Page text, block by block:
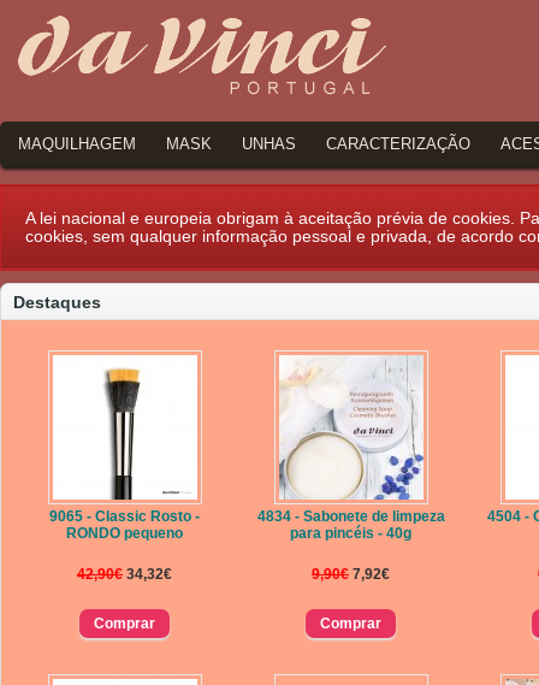
MAQUILHAGEM MASK UNHAS CARACTERIZAÇÃO
A lei nacional e europeia obrigam à aceitação prévia de cookies.
cookies, sem qualquer informação pessoal e privada, de acordo
Destaques
9065 - Classic Rosto -
RONDO pequeno
42,90€ 34,32€
4834 - Sabonete de limpeza
para pincéis - 40g
9,90€ 7,92€
4504 -